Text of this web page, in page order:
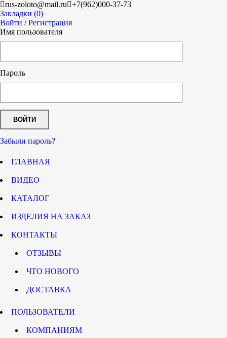
rus-zoloto@mail.ru
+7(962)000-37-73
Закладки (0)
Войти /Регистрация
Имя пользователя
Пароль
Забыли пароль?
ГЛАВНАЯ
ВИДЕО
КАТАЛОГ
ИЗДЕЛИЯ НА ЗАКАЗ
КОНТАКТЫ
ОТЗЫВЫ
ЧТО НОВОГО
ДОСТАВКА
ПОЛЬЗОВАТЕЛИ
КОМПАНИЯМ